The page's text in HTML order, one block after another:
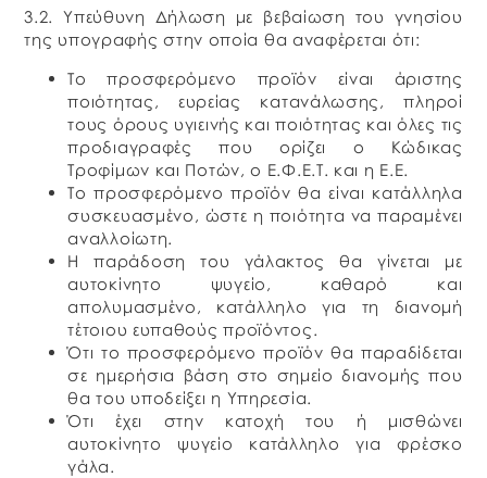
3.2. Υπεύθυνη Δήλωση με βεβαίωση του γνησίου
της υπογραφής στην οποία θα αναφέρεται ότι:
Το προσφερόμενο προϊόν είναι άριστης
ποιότητας, ευρείας κατανάλωσης, πληροί
τους όρους υγιεινής και ποιότητας και όλες τις
προδιαγραφές που ορίζει ο Κώδικας
Τροφίμων και Ποτών, ο Ε.Φ.Ε.Τ. και η Ε.Ε.
Το προσφερόμενο προϊόν θα είναι κατάλληλα
συσκευασμένο, ώστε η ποιότητα να παραμένει
αναλλοίωτη.
Η παράδοση του γάλακτος θα γίνεται με
αυτοκίνητο ψυγείο, καθαρό και
απολυμασμένο, κατάλληλο για τη διανομή
τέτοιου ευπαθούς προϊόντος.
Ότι το προσφερόμενο προϊόν θα παραδίδεται
σε ημερήσια βάση στο σημείο διανομής που
θα του υποδείξει η Υπηρεσία.
Ότι έχει στην κατοχή του ή μισθώνει
αυτοκίνητο ψυγείο κατάλληλο για φρέσκο
γάλα.